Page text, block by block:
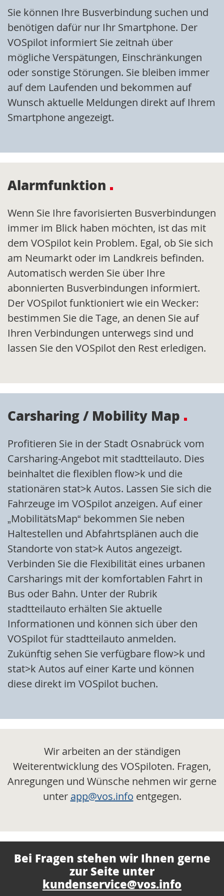
Sie können Ihre Busverbindung suchen und
benötigen dafür nur Ihr Smartphone. Der
VOSpilot informiert Sie zeitnah über
mögliche Verspätungen, Einschränkungen
oder sonstige Störungen. Sie bleiben immer
auf dem Laufenden und bekommen auf
Wunsch aktuelle Meldungen direkt auf Ihrem
Smartphone angezeigt.
Alarmfunktion
Wenn Sie Ihre favorisierten Busverbindungen
immer im Blick haben möchten, ist das mit
dem VOSpilot kein Problem. Egal, ob Sie sich
am Neumarkt oder im Landkreis befinden.
Automatisch werden Sie über Ihre
abonnierten Busverbindungen informiert.
Der VOSpilot funktioniert wie ein Wecker:
bestimmen Sie die Tage, an denen Sie auf
Ihren Verbindungen unterwegs sind und
lassen Sie den VOSpilot den Rest erledigen.
Carsharing / Mobility Map
Profitieren Sie in der Stadt Osnabrück vom
Carsharing-Angebot mit stadtteilauto. Dies
beinhaltet die flexiblen flow>k und die
stationären stat>k Autos. Lassen Sie sich die
Fahrzeuge im VOSpilot anzeigen. Auf einer
„MobilitätsMap“ bekommen Sie neben
Haltestellen und Abfahrtsplänen auch die
Standorte von stat>k Autos angezeigt.
Verbinden Sie die Flexibilität eines urbanen
Carsharings mit der komfortablen Fahrt in
Bus oder Bahn. Unter der Rubrik
stadtteilauto erhälten Sie aktuelle
Informationen und können sich über den
VOSpilot für stadtteilauto anmelden.
Zukünftig sehen Sie verfügbare flow>k und
stat>k Autos auf einer Karte und können
diese direkt im VOSpilot buchen.
Wir arbeiten an der ständigen
Weiterentwicklung des VOSpiloten. Fragen,
Anregungen und Wünsche nehmen wir gerne
unter app@vos.info entgegen.
Bei Fragen stehen wir Ihnen gerne
zur Seite unter
kundenservice@vos.info